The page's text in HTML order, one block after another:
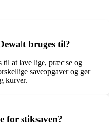
bruges til?
til at lave lige, præcise og
saveopgaver og gør
kurver.
for stiksaven?